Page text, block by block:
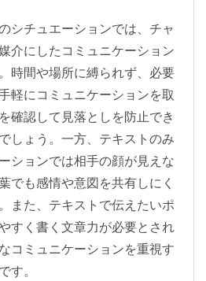
シチュエーションでは、チャ
介にしたコミュニケーション
時間や場所に縛られず、必要
軽にコミュニケーションを取
確認して見落としを防止でき
しょう。一方、テキストのみ
ションでは相手の顔が見えな
でも感情や意図を共有しにく
また、テキストで伝えたいポ
すく書く文章力が必要とされ
コミュニケーションを重視す
す。